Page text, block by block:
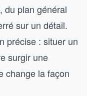
du plan général
sur un détail.
précise : situer un
surgir une
change la façon